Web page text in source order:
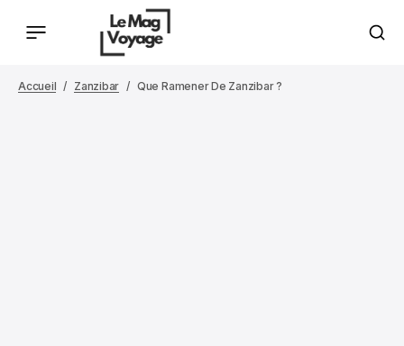
Accueil Zanzibar Que Ramener De Zanzibar ?